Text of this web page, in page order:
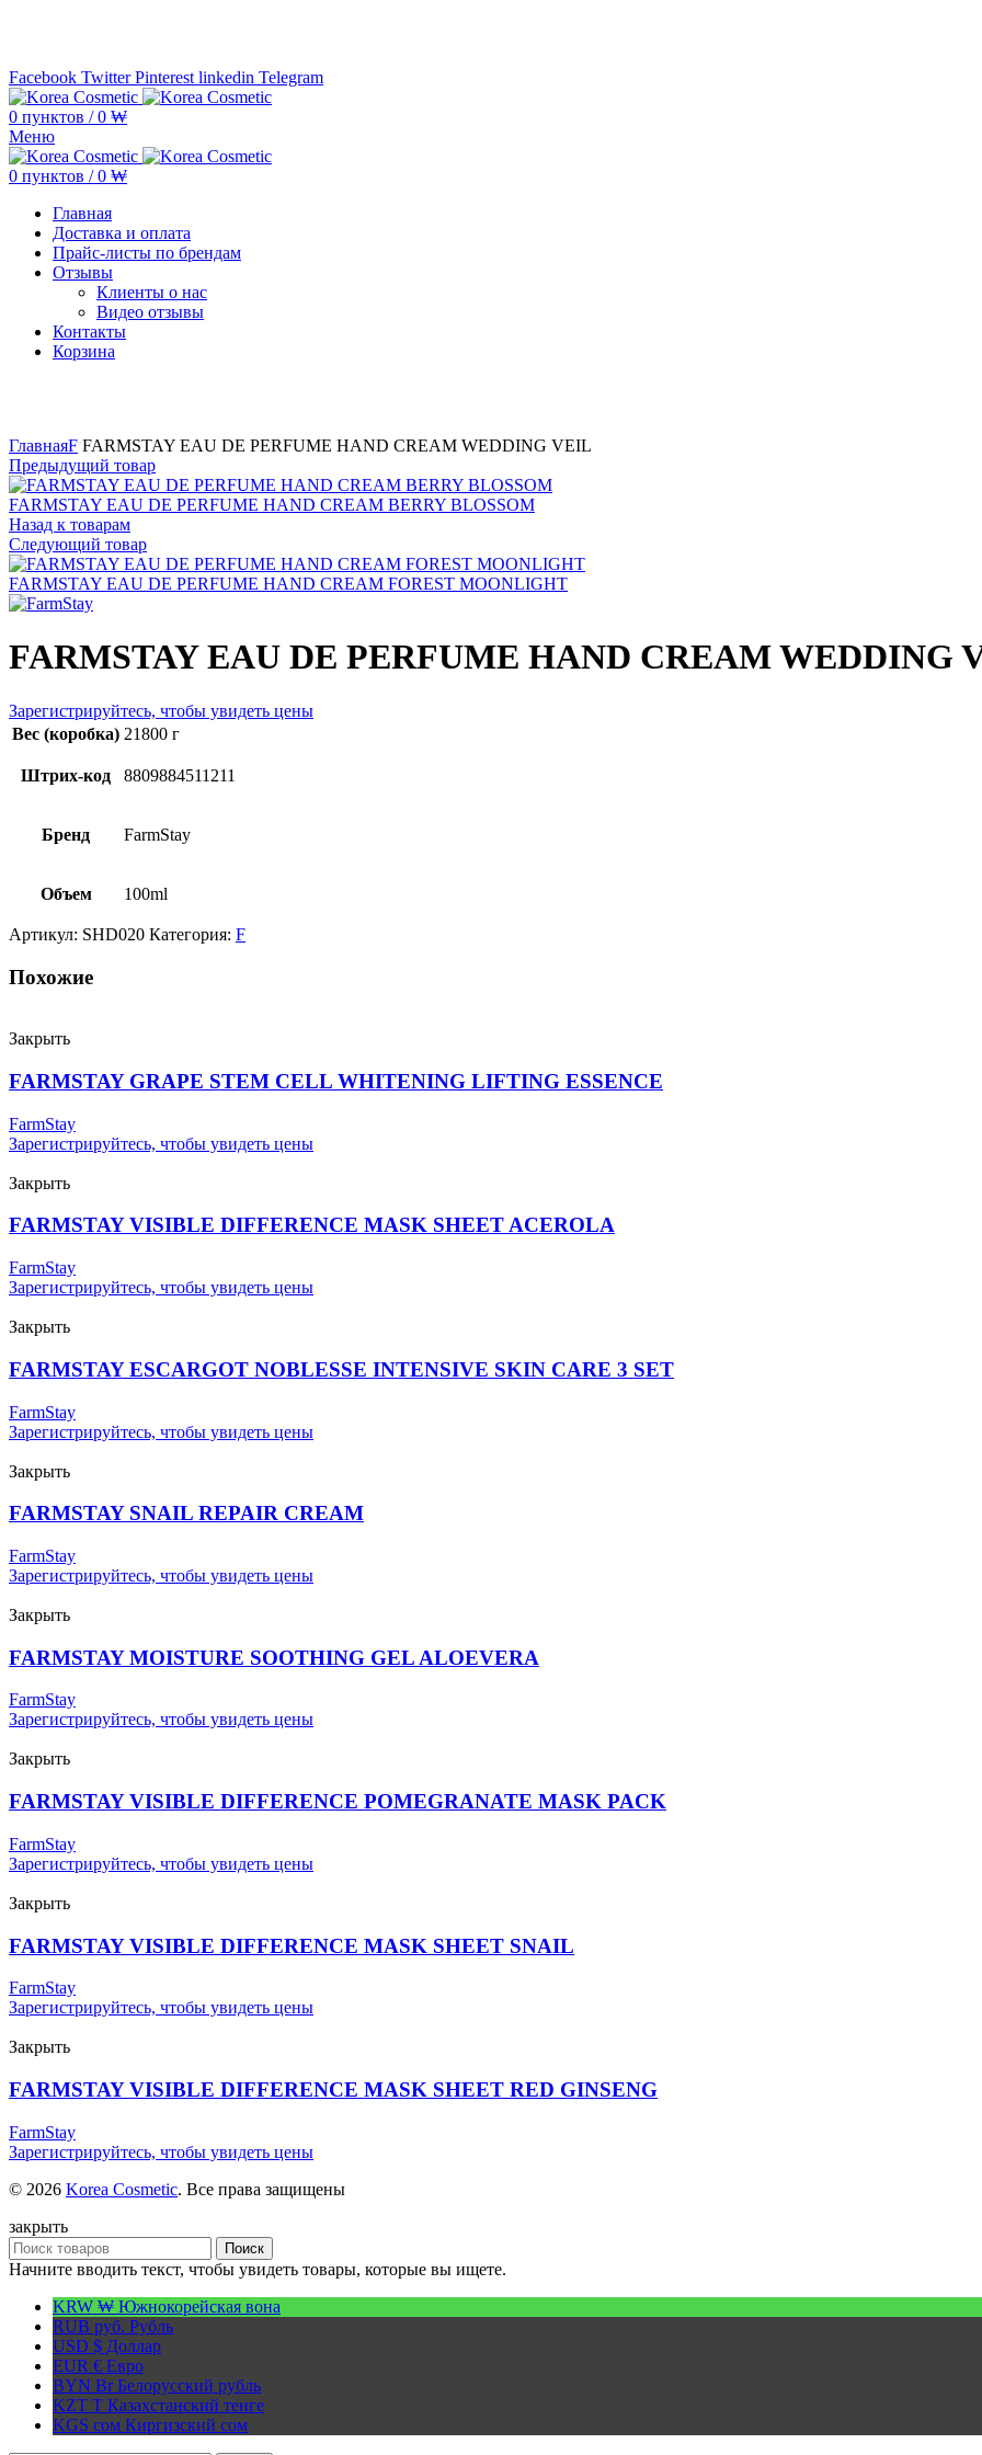
Facebook Twitter Pinterest linkedin Telegram
0 пунктов / 0 ₩
Меню
0 пунктов / 0 ₩
Главная
Доставка и оплата
Прайс-листы по брендам
Отзывы
Клиенты о нас
Видео отзывы
Контакты
Корзина
ГлавнаяF FARMSTAY EAU DE PERFUME HAND CREAM WEDDING VEIL
Предыдущий товар
FARMSTAY EAU DE PERFUME HAND CREAM BERRY BLOSSOM
Назад к товарам
Следующий товар
FARMSTAY EAU DE PERFUME HAND CREAM FOREST MOONLIGHT
FARMSTAY EAU DE PERFUME HAND CREAM WEDDING
Зарегистрируйтесь, чтобы увидеть цены
Вес (коробка) 21800 г
Штрих-код 8809884511211
Бренд FarmStay
Объем 100ml
Артикул: SHD020 Категория: F
Похожие
Закрыть
FARMSTAY GRAPE STEM CELL WHITENING LIFTING ESSENCE
FarmStay
Зарегистрируйтесь, чтобы увидеть цены
Закрыть
FARMSTAY VISIBLE DIFFERENCE MASK SHEET ACEROLA
FarmStay
Зарегистрируйтесь, чтобы увидеть цены
Закрыть
FARMSTAY ESCARGOT NOBLESSE INTENSIVE SKIN CARE 3 SET
FarmStay
Зарегистрируйтесь, чтобы увидеть цены
Закрыть
FARMSTAY SNAIL REPAIR CREAM
FarmStay
Зарегистрируйтесь, чтобы увидеть цены
Закрыть
FARMSTAY MOISTURE SOOTHING GEL ALOEVERA
FarmStay
Зарегистрируйтесь, чтобы увидеть цены
Закрыть
FARMSTAY VISIBLE DIFFERENCE POMEGRANATE MASK PACK
FarmStay
Зарегистрируйтесь, чтобы увидеть цены
Закрыть
FARMSTAY VISIBLE DIFFERENCE MASK SHEET SNAIL
FarmStay
Зарегистрируйтесь, чтобы увидеть цены
Закрыть
FARMSTAY VISIBLE DIFFERENCE MASK SHEET RED GINSENG
FarmStay
Зарегистрируйтесь, чтобы увидеть цены
© 2026 Korea Cosmetic. Все права защищены
закрыть
Поиск
Начните вводить текст, чтобы увидеть товары, которые вы ищете.
KRW ₩ Южнокорейская вона
RUB руб. Рубль
USD $ Доллар
EUR € Евро
BYN BrБелорусский рубль
KZT T Казахстанский тенге
KGS сом Киргизский сом